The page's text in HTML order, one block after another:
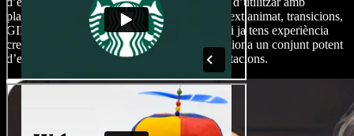
plantilles, adhesius, tipus de lletra, subtítols, text animat, transicions,
GIFs i molt més. Tant si ets principiant com si ja tens experiència
creant contingut, Speechify Studio et proporciona un conjunt potent
d’eines d’edició per als teus vídeos de presentacions.